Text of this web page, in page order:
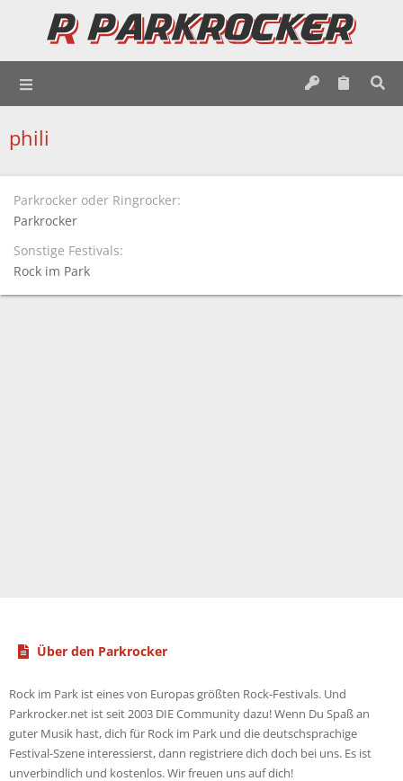
phili
Parkrocker oder Ringrocker
Parkrocker
Sonstige Festivals
Rock im Park
Über den Parkrocker
Rock im Park ist eines von Europas größten Rock-Festivals. Und
Parkrocker.net ist seit 2003 DIE Community dazu! Wenn Du Spaß an
guter Musik hast, dich für Rock im Park und die deutschsprachige
Festival-Szene interessierst, dann registriere dich doch bei uns. Es ist
unverbindlich und kostenlos. Wir freuen uns auf dich!